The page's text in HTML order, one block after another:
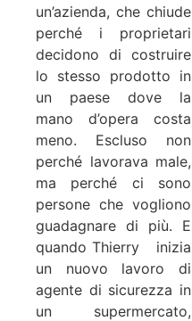
un’azienda, che chiude
perché i proprietari
decidono di costruire
lo stesso prodotto in
un paese dove la
mano d’opera costa
meno. Escluso non
perché lavorava male,
ma perché ci sono
persone che vogliono
guadagnare di più. E
quando Thierry inizia
un nuovo lavoro di
agente di sicurezza in
un supermercato,